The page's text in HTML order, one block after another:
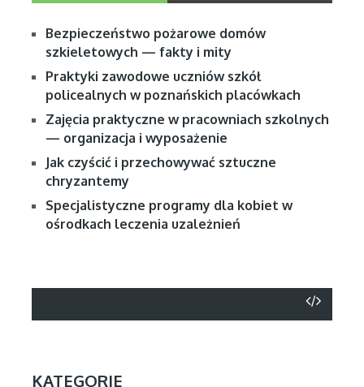
Bezpieczeństwo pożarowe domów
szkieletowych — fakty i mity
Praktyki zawodowe uczniów szkół
policealnych w poznańskich placówkach
Zajęcia praktyczne w pracowniach szkolnych
— organizacja i wyposażenie
Jak czyścić i przechowywać sztuczne
chryzantemy
Specjalistyczne programy dla kobiet w
ośrodkach leczenia uzależnień
KATEGORIE